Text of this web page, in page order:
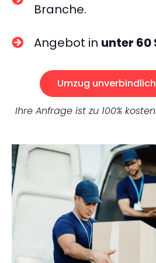
Branche.
Angebot in unter 60
Umzug
Ihre Anfrage ist zu 100%